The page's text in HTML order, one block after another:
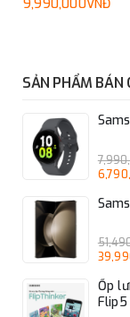
9,990,000VNĐ
SẢN PHẨM BÁN
Ốp
Flip5